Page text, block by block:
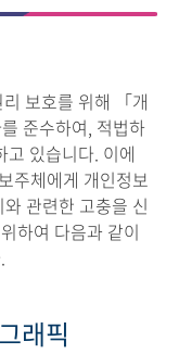
보호를 위해 「개
준수하여, 적법하
고 있습니다. 이에
주체에게 개인정보
관련한 고충을 신
하여 다음과 같이
래픽